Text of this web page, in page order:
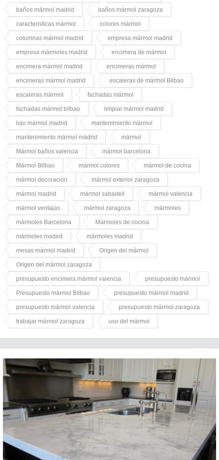
baños mármol madrid baños mármol zaragoza
caracteristicas mármol colores mármol
columnas mármol madrid empresa mármol madrid
empresa mármoles madrid encimera de mármol
encimera mármol madrid encimeras mármol
encimeras mármol madrid escaleras de mármol Bilbao
escaleras mármol fachadas mármol
fachadas mármol bilbao limpiar mármol madrid
lujo mármol madrid mantenimiento mármol
mantenimiento mármol mádrid mármol
Mármol baños valencia mármol barcelona
Mármol Bilbao mármol colores mármol de cocina
mármol decoración mármol exterior zaragoza
mármol madrid mármol sabadell mármol valencia
mármol ventajas mármol zaragoza mármoles
mármoles Barcelona Mármoles de cocina
mármoles madird mármoles madrid
mesas mármol madrid Origen del mármol
Origen del mármol zaragoza
presupuesto encimera mármol valencia presupuesto mármol
Presupuesto mármol Bilbao presupuesto mármol madrid
presupuesto mármol valencia presupuesto mármol zaragoza
trabajar mármol zaragoza uso del mármol